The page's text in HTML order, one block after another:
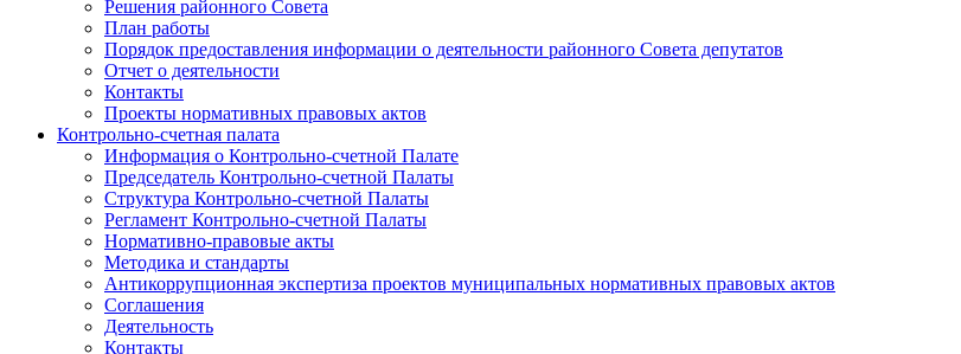
Решения районного Совета
План работы
Порядок предоставления информации о деятельности районного Совета депутатов
Отчет о деятельности
Контакты
Проекты нормативных правовых актов
Контрольно-счетная палата
Информация о Контрольно-счетной Палате
Председатель Контрольно-счетной Палаты
Структура Контрольно-счетной Палаты
Регламент Контрольно-счетной Палаты
Нормативно-правовые акты
Методика и стандарты
Антикоррупционная экспертиза проектов муниципальных нормативных правовых актов
Соглашения
Деятельность
Контакты